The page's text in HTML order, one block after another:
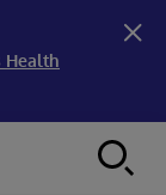
Health